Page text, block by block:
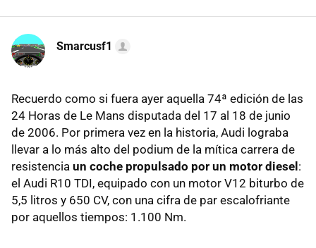
Smarcusf1
Recuerdo como si fuera ayer aquella 74ª edición de las
24 Horas de Le Mans disputada del 17 al 18 de junio
de 2006. Por primera vez en la historia, Audi lograba
llevar a lo más alto del podium de la mítica carrera de
resistencia un coche propulsado por un motor diesel:
el Audi R10 TDI, equipado con un motor V12 biturbo de
5,5 litros y 650 CV, con una cifra de par escalofriante
por aquellos tiempos: 1.100 Nm.